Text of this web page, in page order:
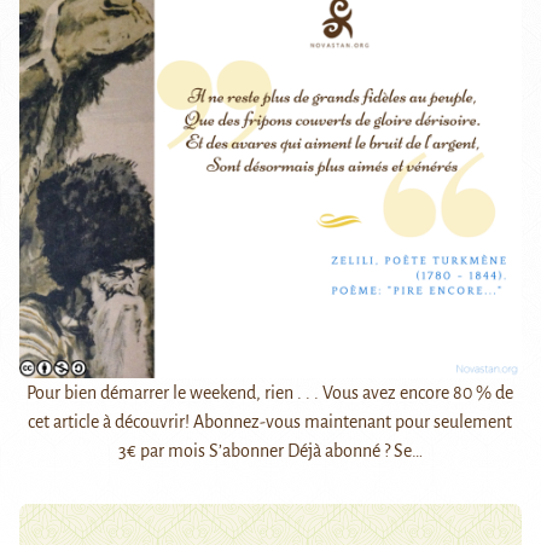
Pour bien démarrer le weekend, rien . . . Vous avez encore 80 % de
cet article à découvrir! Abonnez-vous maintenant pour seulement
3€ par mois S’abonner Déjà abonné ? Se…